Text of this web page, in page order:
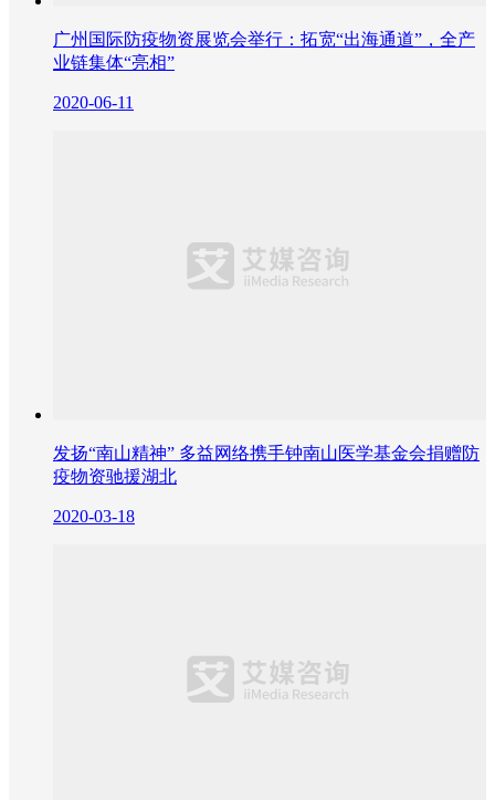
广州国际防疫物资展览会举行：拓宽“出海通道”，全产
业链集体“亮相”
2020-06-11
发扬“南山精神” 多益网络携手钟南山医学基金会捐赠防
疫物资驰援湖北
2020-03-18